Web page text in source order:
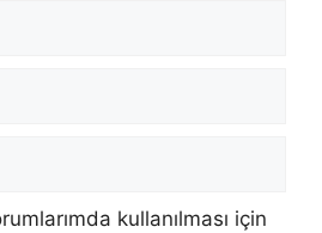
kullanılması için